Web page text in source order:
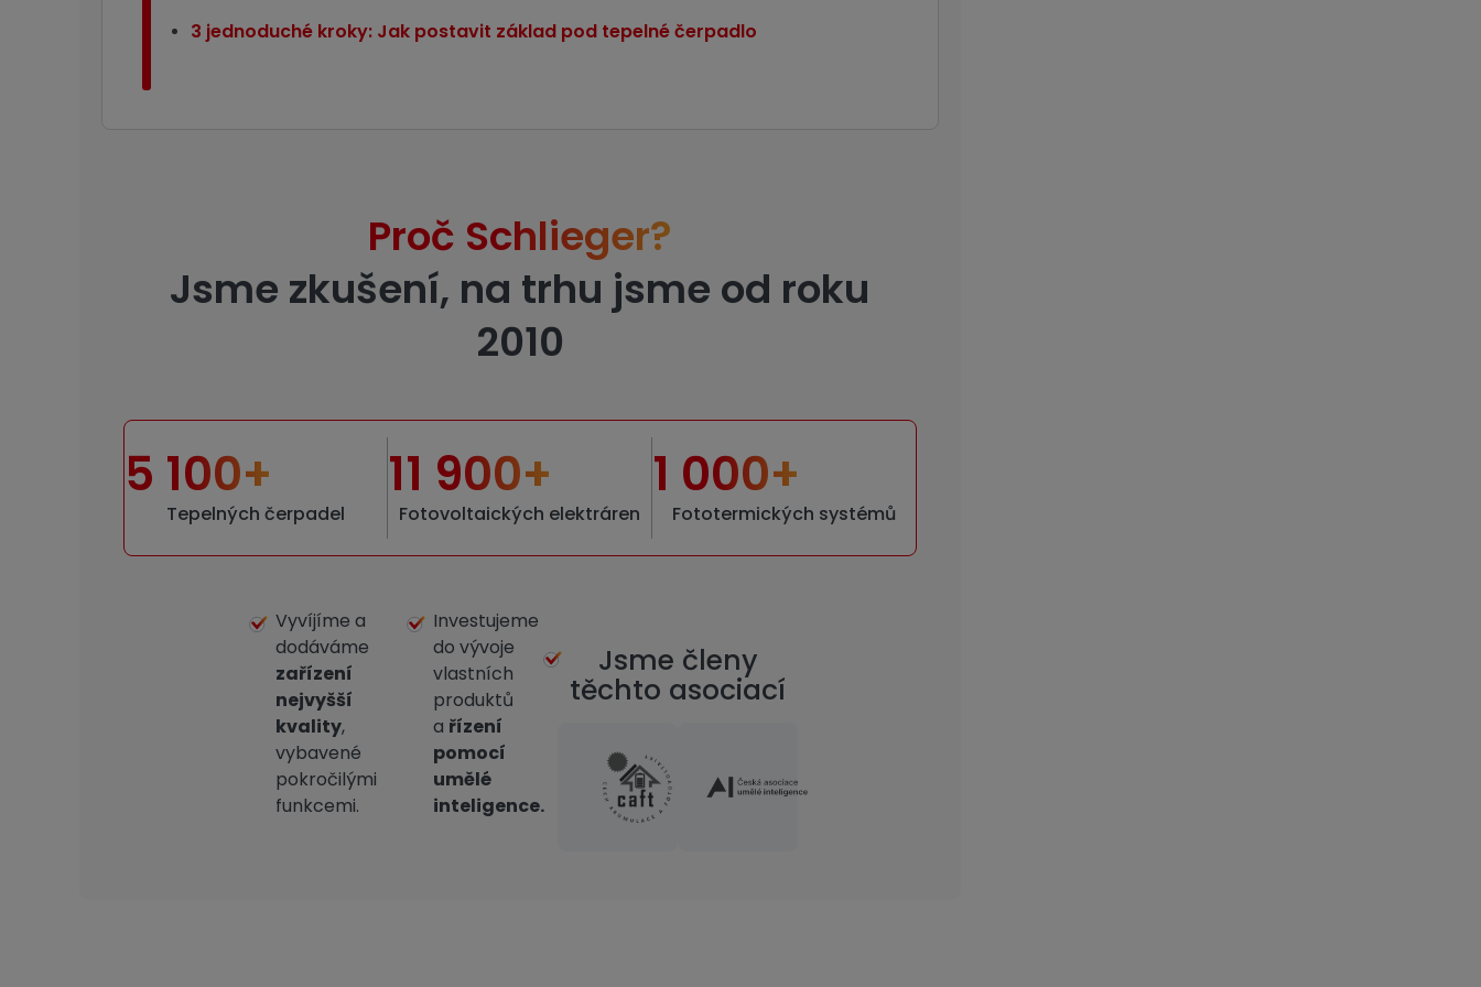
3 jednoduché kroky: Jak postavit základ pod tepelné čerpadlo
Proč Schlieger?
Jsme zkušení, na trhu jsme od roku
2010
5 100+
Tepelných čerpadel
11 900+
Fotovoltaických elektráren
1 000+
Fototermických systémů
Vyvíjíme a
dodáváme
zařízení
nejvyšší
kvality,
vybavené
pokročilými
funkcemi.
Investujeme
do vývoje
vlastních
produktů
a řízení
pomocí
umělé
inteligence.
Jsme členy
těchto asociací